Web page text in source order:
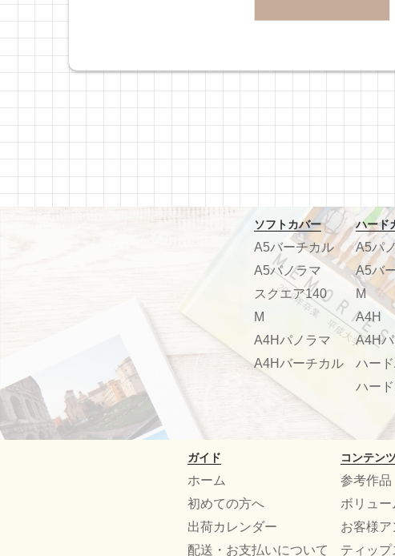
ソフトカバー
A5バーチカル
A5パノラマ
スクエア140
M
A4Hパノラマ
A4Hバーチカル
ハード
A5パ
A5バ
M
A4H
A4H
ハー
ハー
ガイド
ホーム
初めての方へ
出荷カレンダー
配送・お支払いについて
コンテンツ
参考作品
ボリュー
お客様ア
ティップ